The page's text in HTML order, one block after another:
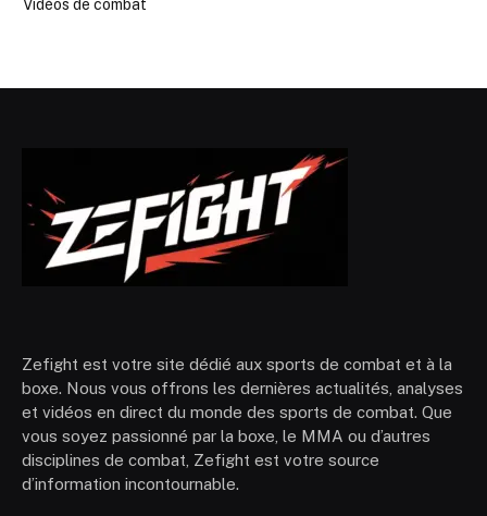
Vidéos de combat
Zefight est votre site dédié aux sports de combat et à la
boxe. Nous vous offrons les dernières actualités, analyses
et vidéos en direct du monde des sports de combat. Que
vous soyez passionné par la boxe, le MMA ou d’autres
disciplines de combat, Zefight est votre source
d’information incontournable.